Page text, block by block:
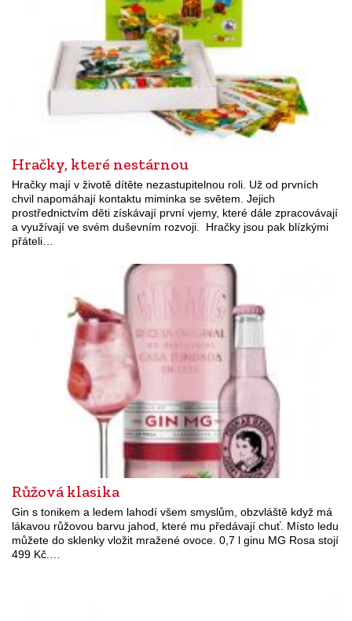
Hračky, které nestárnou
Hračky mají v životě dítěte nezastupitelnou roli. Už od prvních
chvil napomáhají kontaktu miminka se světem. Jejich
prostřednictvím děti získávají první vjemy, které dále zpracovávají
a využívají ve svém duševním rozvoji. Hračky jsou pak blízkými
přáteli…
Růžová klasika
Gin s tonikem a ledem lahodí všem smyslům, obzvláště když má
lákavou růžovou barvu jahod, které mu předávají chuť. Místo ledu
můžete do sklenky vložit mražené ovoce. 0,7 l ginu MG Rosa stojí
499 Kč.…